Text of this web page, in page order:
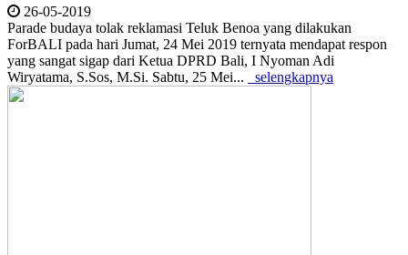
26-05-2019
Parade budaya tolak reklamasi Teluk Benoa yang dilakukan
ForBALI pada hari Jumat, 24 Mei 2019 ternyata mendapat respon
yang sangat sigap dari Ketua DPRD Bali, I Nyoman Adi
Wiryatama, S.Sos, M.Si. Sabtu, 25 Mei...
selengkapnya